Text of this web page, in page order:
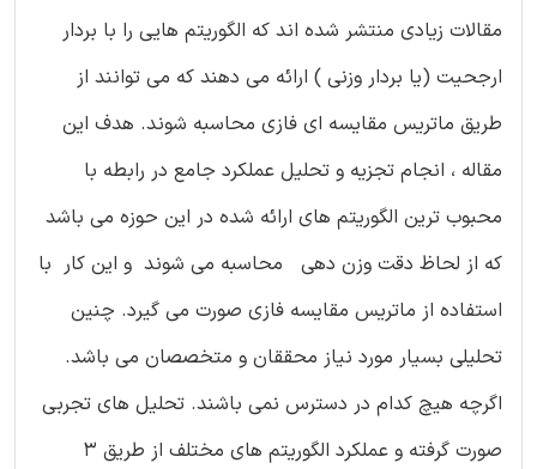
مقالات زیادی منتشر شده اند که الگوریتم هایی را با بردار
ارجحیت (یا بردار وزنی ) ارائه می دهند که می توانند از
طریق ماتریس مقایسه ای فازی محاسبه شوند. هدف این
مقاله ، انجام تجزیه و تحلیل عملکرد جامع در رابطه با
محبوب ترین الگوریتم های ارائه شده در این حوزه می باشد
که از لحاظ دقت وزن دهی محاسبه می شوند و این کار با
استفاده از ماتریس مقایسه فازی صورت می گیرد. چنین
تحلیلی بسیار مورد نیاز محققان و متخصصان می باشد.
اگرچه هیچ کدام در دسترس نمی باشند. تحلیل های تجربی
صورت گرفته و عملکرد الگوریتم های مختلف از طریق 3